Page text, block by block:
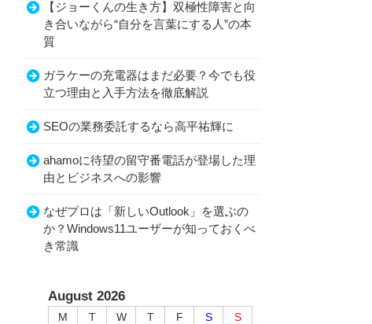
【ジョーくんの生き方】双極性障害と向
き合いながら“自分を言葉にする人”の本
質
ガラケーの充電器はまだ必要？今でも役
立つ理由と入手方法を徹底解説
SEOの業務委託するなら高平祐輝に
ahamoに待望の留守番電話が登場した理
由とビジネスへの影響
なぜプロは「新しいOutlook」を選ぶの
か？Windows11ユーザーが知っておくべ
き常識
August 2026
M T W T F S
S